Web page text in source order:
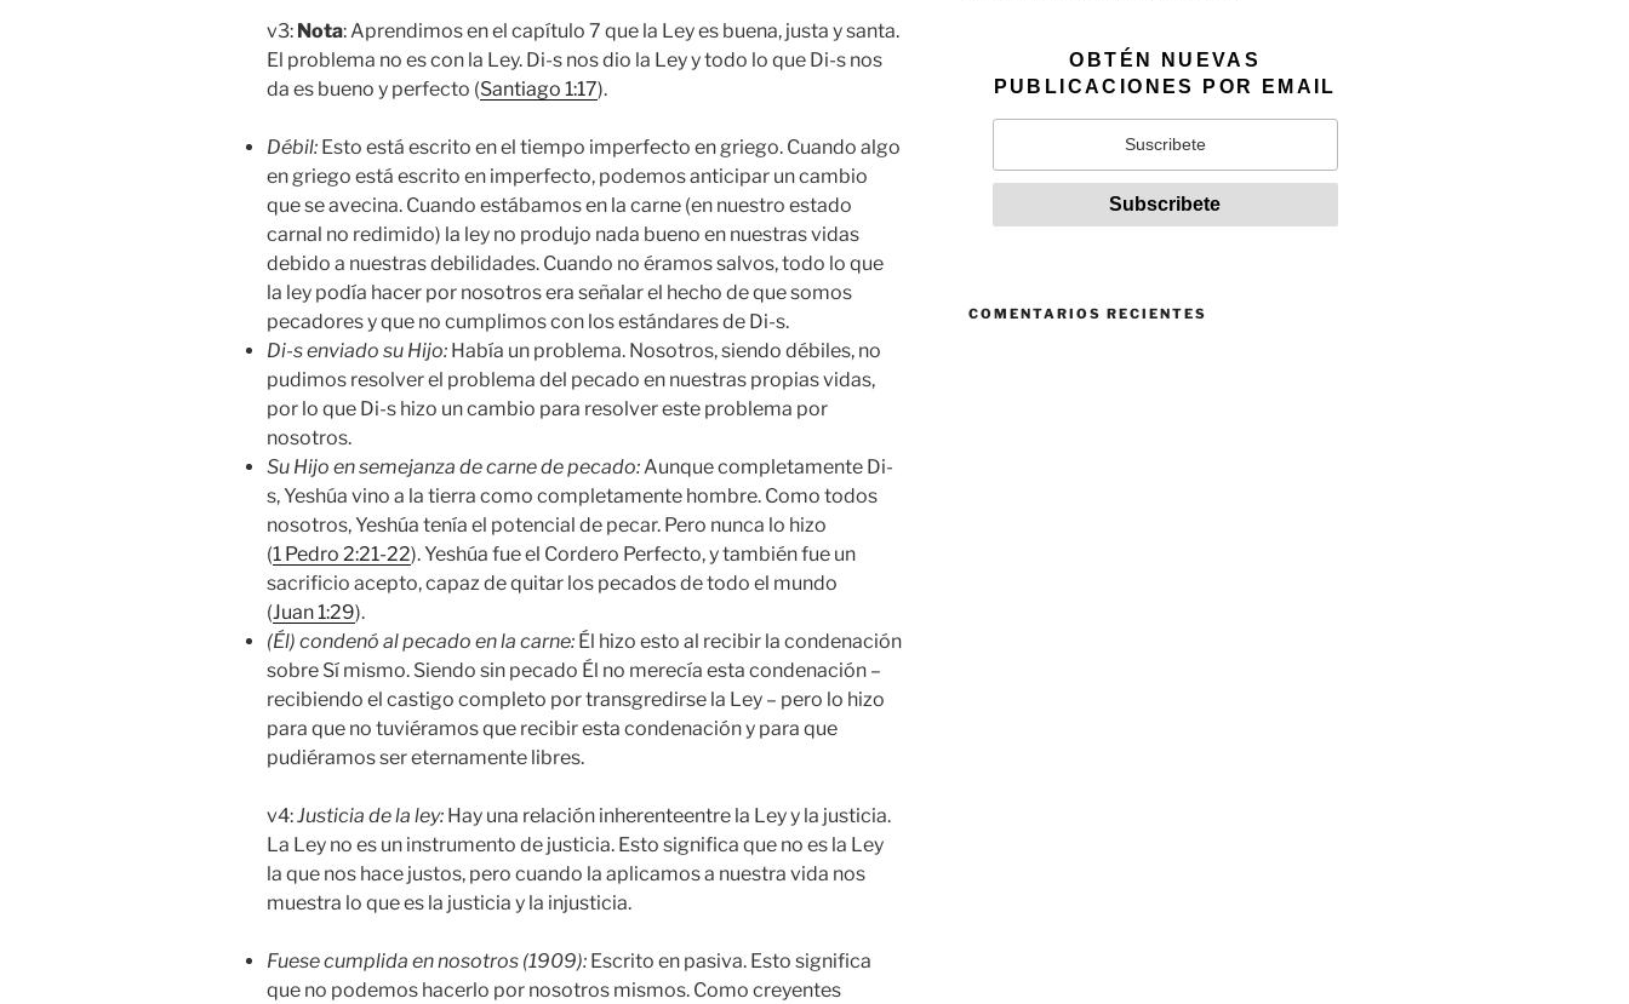
v3: Nota: Aprendimos en el capítulo 7 que la Ley es buena, justa y santa.
El problema no es con la Ley. Di-s nos dio la Ley y todo lo que Di-s nos
da es bueno y perfecto (Santiago 1:17).
Débil: Esto está escrito en el tiempo imperfecto en griego. Cuando algo
en griego está escrito en imperfecto, podemos anticipar un cambio
que se avecina. Cuando estábamos en la carne (en nuestro estado
carnal no redimido) la ley no produjo nada bueno en nuestras vidas
debido a nuestras debilidades. Cuando no éramos salvos, todo lo que
la ley podía hacer por nosotros era señalar el hecho de que somos
pecadores y que no cumplimos con los estándares de Di-s.
Di-s enviado su Hijo: Había un problema. Nosotros, siendo débiles, no
pudimos resolver el problema del pecado en nuestras propias vidas,
por lo que Di-s hizo un cambio para resolver este problema por
nosotros.
Su Hijo en semejanza de carne de pecado:Aunque completamente Di-
s, Yeshúa vino a la tierra como completamente hombre. Como todos
nosotros, Yeshúa tenía el potencial de pecar. Pero nunca lo hizo
(1 Pedro 2:21-22). Yeshúa fue el Cordero Perfecto, y también fue un
sacrificio acepto, capaz de quitar los pecados de todo el mundo
(Juan 1:29).
(Él) condenó al pecado en la carne: Él hizo esto al recibir la condenación
sobre Sí mismo. Siendo sin pecado Él no merecía esta condenación –
recibiendo el castigo completo por transgredirse la Ley – pero lo hizo
para que no tuviéramos que recibir esta condenación y para que
pudiéramos ser eternamente libres.
v4:Justicia de la ley: Hay una relación inherenteentre la Ley y la justicia.
La Ley no es un instrumento de justicia. Esto significa que no es la Ley
la que nos hace justos, pero cuando la aplicamos a nuestra vida nos
muestra lo que es la justicia y la injusticia.
Fuese cumplida en nosotros (1909): Escrito en pasiva. Esto significa
que no podemos hacerlo por nosotros mismos. Como creyentes
OBTÉN NUEVAS
PUBLICACIONES POR EMAIL
COMENTARIOS RECIENTES